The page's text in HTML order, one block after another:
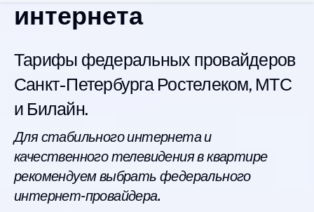
интернета
Тарифы федеральных провайдеров
Санкт-Петербурга Ростелеком, МТС
и Билайн.
Для стабильного интернета и
качественного телевидения в квартире
рекомендуем выбрать федерального
интернет-провайдера.